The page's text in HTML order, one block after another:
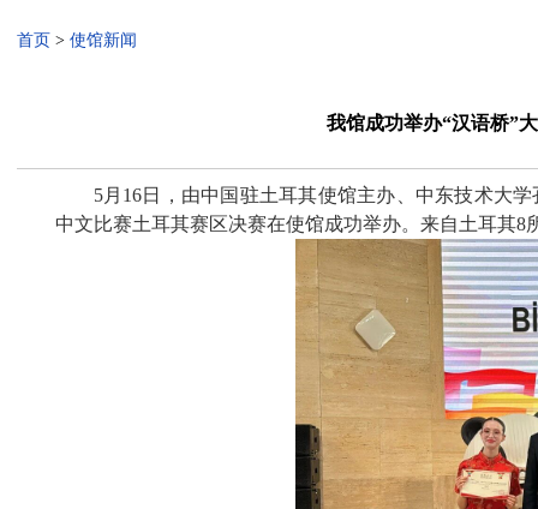
首页 > 使馆新闻
我馆成功举办“汉语桥”
5月16日，由中国驻土耳其使馆主办、中东技术大
中文比赛土耳其赛区决赛在使馆成功举办。来自土耳其8